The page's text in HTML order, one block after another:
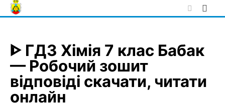
Skip
to
ᐈ ГДЗ Хімія 7 клас Бабак
— Робочий зошит
відповіді скачати, читати
онлайн